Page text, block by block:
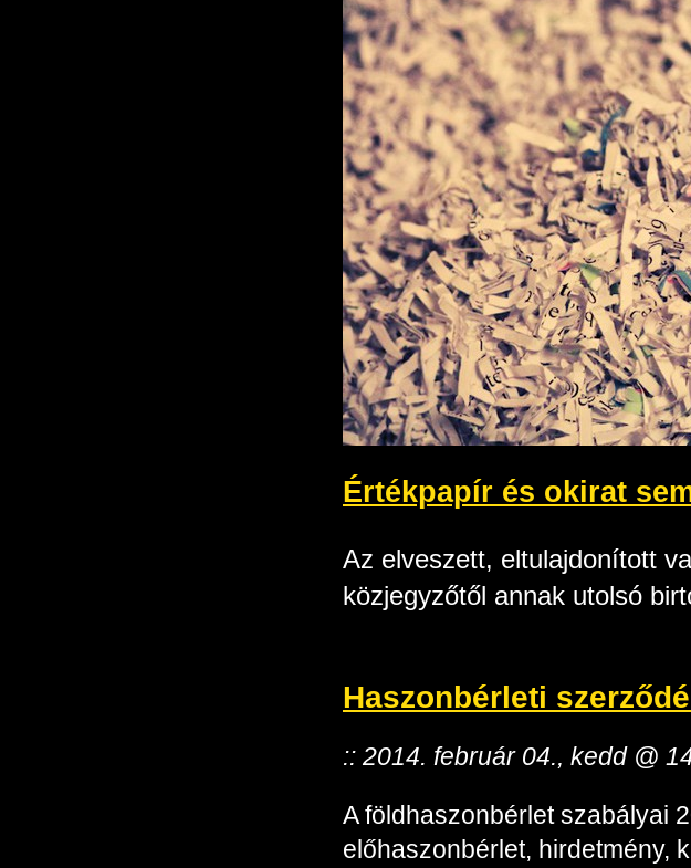
Értékpapír és okirat
Az elveszett, eltulajdonított
közjegyzőtől annak utolsó
Haszonbérleti
:: 2014. február 04., kedd @
A földhaszonbérlet szabályai
előhaszonbérlet, hirdetmény,